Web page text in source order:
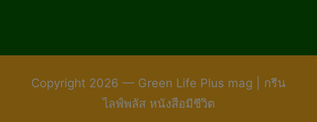
Copyright 2026 — Green Life Plus mag | กรีน
ไลฟ์พลัส หนังสือมีชีวิต